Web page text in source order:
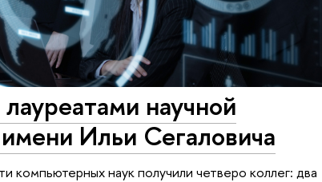
научной
Ильи Сегаловича
компьютерных наук получили четверо коллег: два